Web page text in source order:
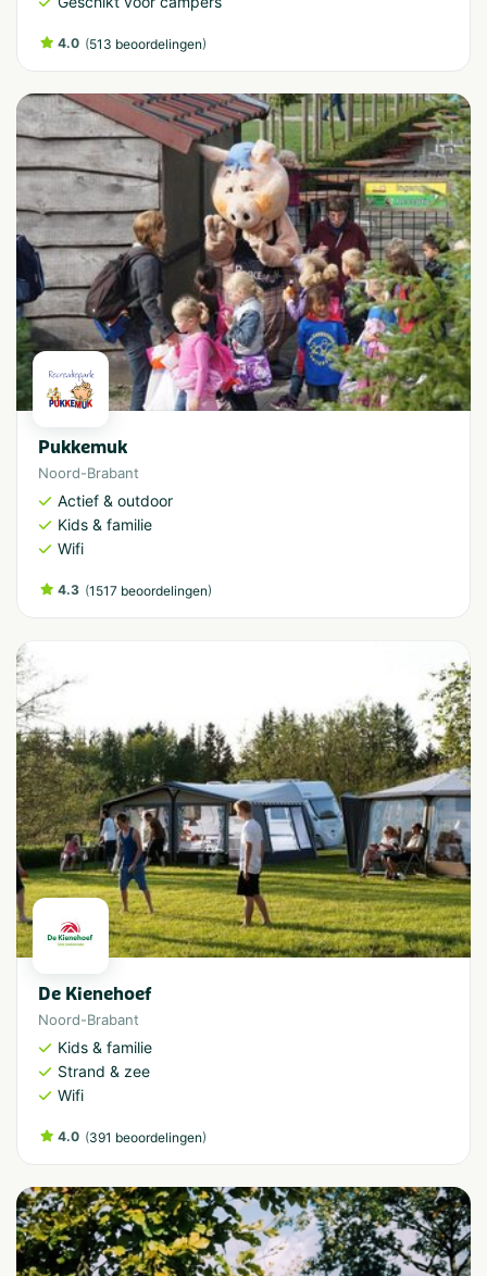
4.0 (513 beoordelingen)
Pukkemuk
Noord-Brabant
Actief & outdoor
Kids & familie
Wifi
4.3 (1517 beoordelingen)
De Kienehoef
Noord-Brabant
Kids & familie
Strand & zee
Wifi
4.0 (391 beoordelingen)